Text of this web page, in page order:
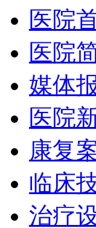
医院
医院
媒体
医院
康复
临床
治疗